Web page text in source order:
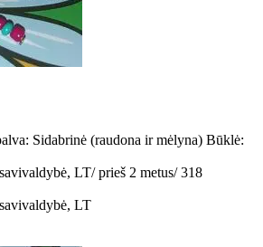
Sidabrinė (raudona ir mėlyna) Būklė:
LT/ prieš 2 metus/ 318
LT